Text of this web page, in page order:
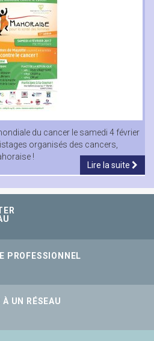
du cancer le samedi 4 février
organisés des cancers,
!
Lire la suite
PROFESSIONNEL
À UN RÉSEAU